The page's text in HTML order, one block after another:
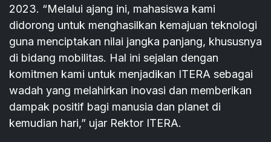
2023. “Melalui ajang ini, mahasiswa kami
didorong untuk menghasilkan kemajuan teknologi
guna menciptakan nilai jangka panjang, khususnya
di bidang mobilitas. Hal ini sejalan dengan
komitmen kami untuk menjadikan ITERA sebagai
wadah yang melahirkan inovasi dan memberikan
dampak positif bagi manusia dan planet di
kemudian hari,” ujar Rektor ITERA.